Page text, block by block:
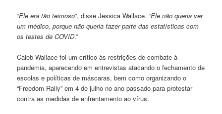
“Ele era tão teimoso”, disse Jessica Wallace. “Ele não queria ver
um médico, porque não queria fazer parte das estatísticas com
os testes de COVID.”
Caleb Wallace foi um crítico às restrições de combate à
pandemia, aparecendo em entrevistas atacando o fechamento de
escolas e políticas de máscaras, bem como organizando o
“Freedom Rally” em 4 de julho no ano passado para protestar
contra as medidas de enfrentamento ao vírus.